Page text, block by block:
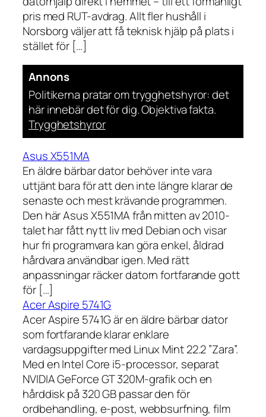
pris med RUT-avdrag. Allt fler hushåll i
Norsborg väljer att få teknisk hjälp på plats i
stället för […]
Annons
Politikerna pratar om trygghetshyror: det
här innebär det för dig. Objektiva fakta.
Trygghetshyror
Asus X551MA
En äldre bärbar dator behöver inte vara
uttjänt bara för att den inte längre klarar de
senaste och mest krävande programmen.
Den här Asus X551MA från mitten av 2010-
talet har fått nytt liv med Debian och visar
hur fri programvara kan göra enkel, åldrad
hårdvara användbar igen. Med rätt
anpassningar räcker datorn fortfarande gott
för […]
Acer Aspire 5741G
Acer Aspire 5741G är en äldre bärbar dator
som fortfarande klarar enklare
vardagsuppgifter med Linux Mint 22.2 ”Zara”.
Med en Intel Core i5-processor, separat
NVIDIA GeForce GT 320M-grafik och en
hårddisk på 320 GB passar den för
ordbehandling, e-post, webbsurfning, film